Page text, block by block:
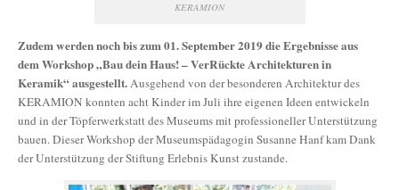
KERAMION
Zudem werden noch bis zum 01. September 2019 die Ergebnisse aus
dem Workshop „Bau dein Haus! – VerRückte Architekturen in
Keramik“ ausgestellt.Ausgehend von der besonderen Architektur des
KERAMION konnten acht Kinder im Juli ihre eigenen Ideen entwickeln
und in der Töpferwerkstatt des Museums mit professioneller Unterstützung
bauen. Dieser Workshop der Museumspädagogin Susanne Hanf kam Dank
der Unterstützung der Stiftung Erlebnis Kunst zustande.